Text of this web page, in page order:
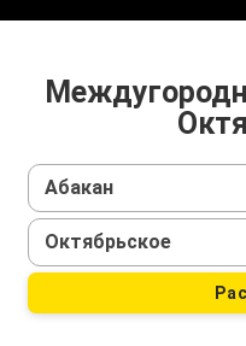
Абакан
Октябрьское